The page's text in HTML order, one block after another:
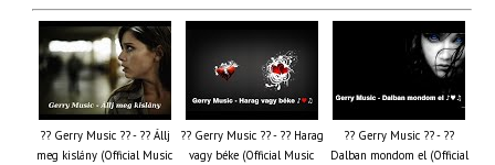
?? Gerry Music ?? - ?? Állj
meg kislány (Official Music
?? Gerry Music ?? - ?? Harag
vagy béke (Official Music
?? Gerry Music ?? - ??
Dalban mondom el (Official